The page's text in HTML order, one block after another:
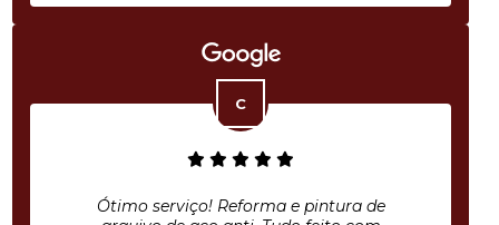
Ótimo serviço! Reforma e pintura de